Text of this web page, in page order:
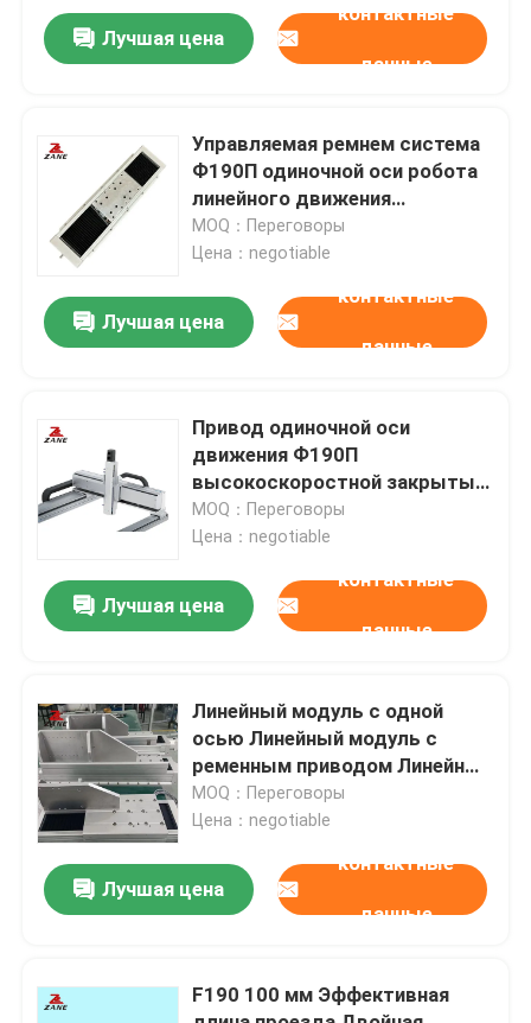
Главная страница
О Компании
контроль качества
контактные данные
Новости
Все случаи
Линейный проводник
Лучшая цена
контактные
данные
Управляемая ремнем система
Ф190П одиночной оси робота
линейного движения
механическая
MOQ：Переговоры
Цена：negotiable
Лучшая цена
контактные
данные
Привод одиночной оси
движения Ф190П
высокоскоростной закрытый
линейный для ЧПУ
MOQ：Переговоры
Цена：negotiable
Лучшая цена
контактные
данные
Линейный модуль с одной
осью Линейный модуль с
ременным приводом Линейный
привод XYZ с
электроприводом
MOQ：Переговоры
Цена：negotiable
Лучшая цена
контактные
данные
F190 100 мм Эффективная